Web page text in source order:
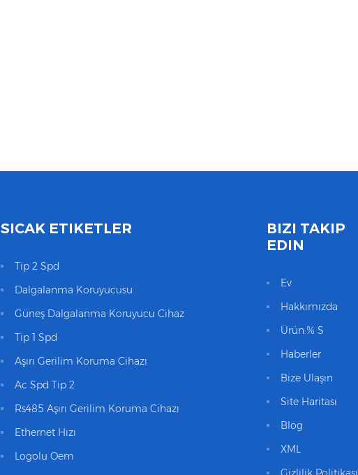
SICAK ETIKETLER
Tip 2 Spd
Dalgalanma Koruyucusu
Güneş Dalgalanma Koruyucu Cihaz
Tip 1 Spd
Aşırı Gerilim Koruma Cihazı
Ac Spd Tip 2
Rs485 Aşırı Gerilim Koruma Cihazı
Ethernet Hızı
Logolu Oem
BIZI TAKIP
EDIN
Ev
Hakkımızda
Ürün:% S
Haberler
Bize Ulaşın
Site Haritası
Blog
XML